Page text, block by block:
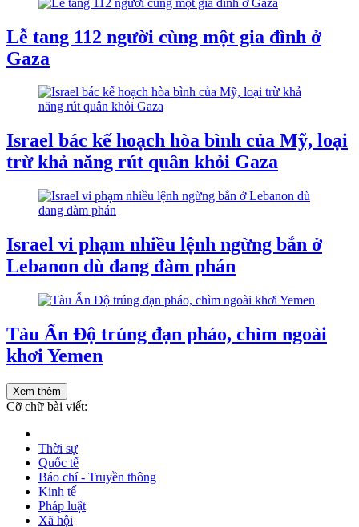
Lễ tang 112 người cùng một gia đình ở
Gaza
Israel bác kế hoạch hòa bình của Mỹ, loại
trừ khả năng rút quân khỏi Gaza
Israel vi phạm nhiều lệnh ngừng bắn ở
Lebanon dù đang đàm phán
Tàu ​​Ấn Độ trúng đạn pháo, chìm ngoài
khơi Yemen
Xem thêm
Cỡ chữ bài viết:
Thời sự
Quốc tế
Báo chí - Truyền thông
Kinh tế
Pháp luật
Xã hội